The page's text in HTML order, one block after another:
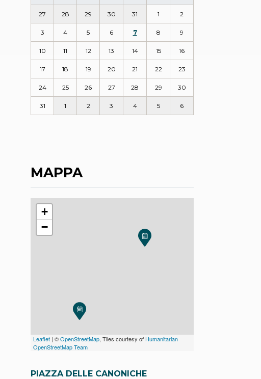
27 28 29 30 31 1 2
3 4 5 6 7 8 9
10 11 12 13 14 15 16
17 18 19 20 21 22 23
24 25 26 27 28 29 30
31 1 2 3 4 5 6
MAPPA
+
−
Leaflet | ©OpenStreetMap, Tiles courtesy of Humanitarian
OpenStreetMap Team
PIAZZA DELLE CANONICHE